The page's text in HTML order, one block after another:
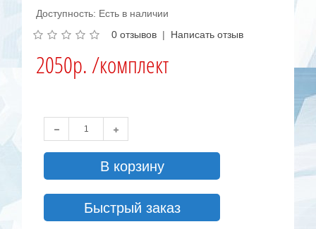
Доступность: Есть в наличии
0 отзывов | Написать отзыв
2050р. /комплект
В корзину
Быстрый заказ